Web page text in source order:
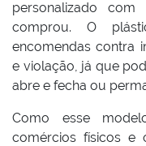
personalizado
comprou. O
encomendas contra
e violação, já que
abre e fecha ou
Como esse
comércios físicos e